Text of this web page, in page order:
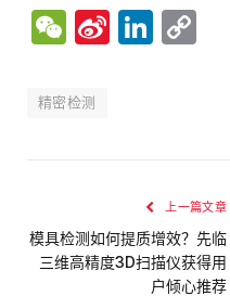
WeChat
Sina
Weibo
精密检测
上一篇文章
模具检测如何提质增效？先临
三维高精度3D扫描仪获得用
户倾心推荐